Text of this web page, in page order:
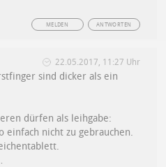
ANTWORTEN
MELDEN
22.05.2017, 11:27 Uhr
sind dicker als ein
dürfen als leihgabe:
nicht zu gebrauchen.